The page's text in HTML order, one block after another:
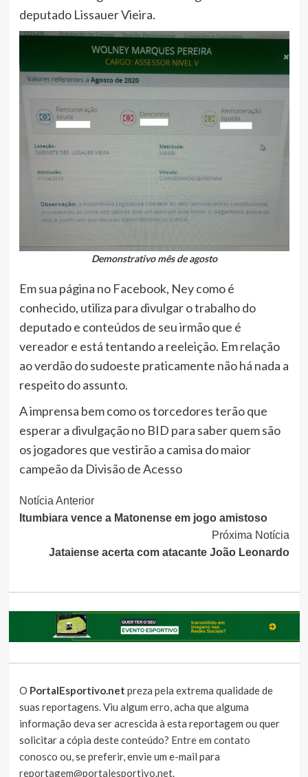
deputado Lissauer Vieira.
Demonstrativo mês de agosto
Em sua página no Facebook, Ney como é
conhecido, utiliza para divulgar o trabalho do
deputado e conteúdos de seu irmão que é
vereador e está tentando a reeleição. Em relação
ao verdão do sudoeste praticamente não há nada a
respeito do assunto.
A imprensa bem como os torcedores terão que
esperar a divulgação no BID para saber quem são
os jogadores que vestirão a camisa do maior
campeão da Divisão de Acesso
Continue
Lendo
Notícia Anterior
Itumbiara vence a Matonense em jogo amistoso
Próxima Notícia
Jataiense acerta com atacante João Leonardo
O PortalEsportivo.net preza pela extrema qualidade de
suas reportagens. Viu algum erro, acha que alguma
informação deva ser acrescida à esta reportagem ou quer
solicitar a cópia deste conteúdo? Entre em contato
conosco ou, se preferir, envie um e-mail para
reportagem@portalesportivo.net.